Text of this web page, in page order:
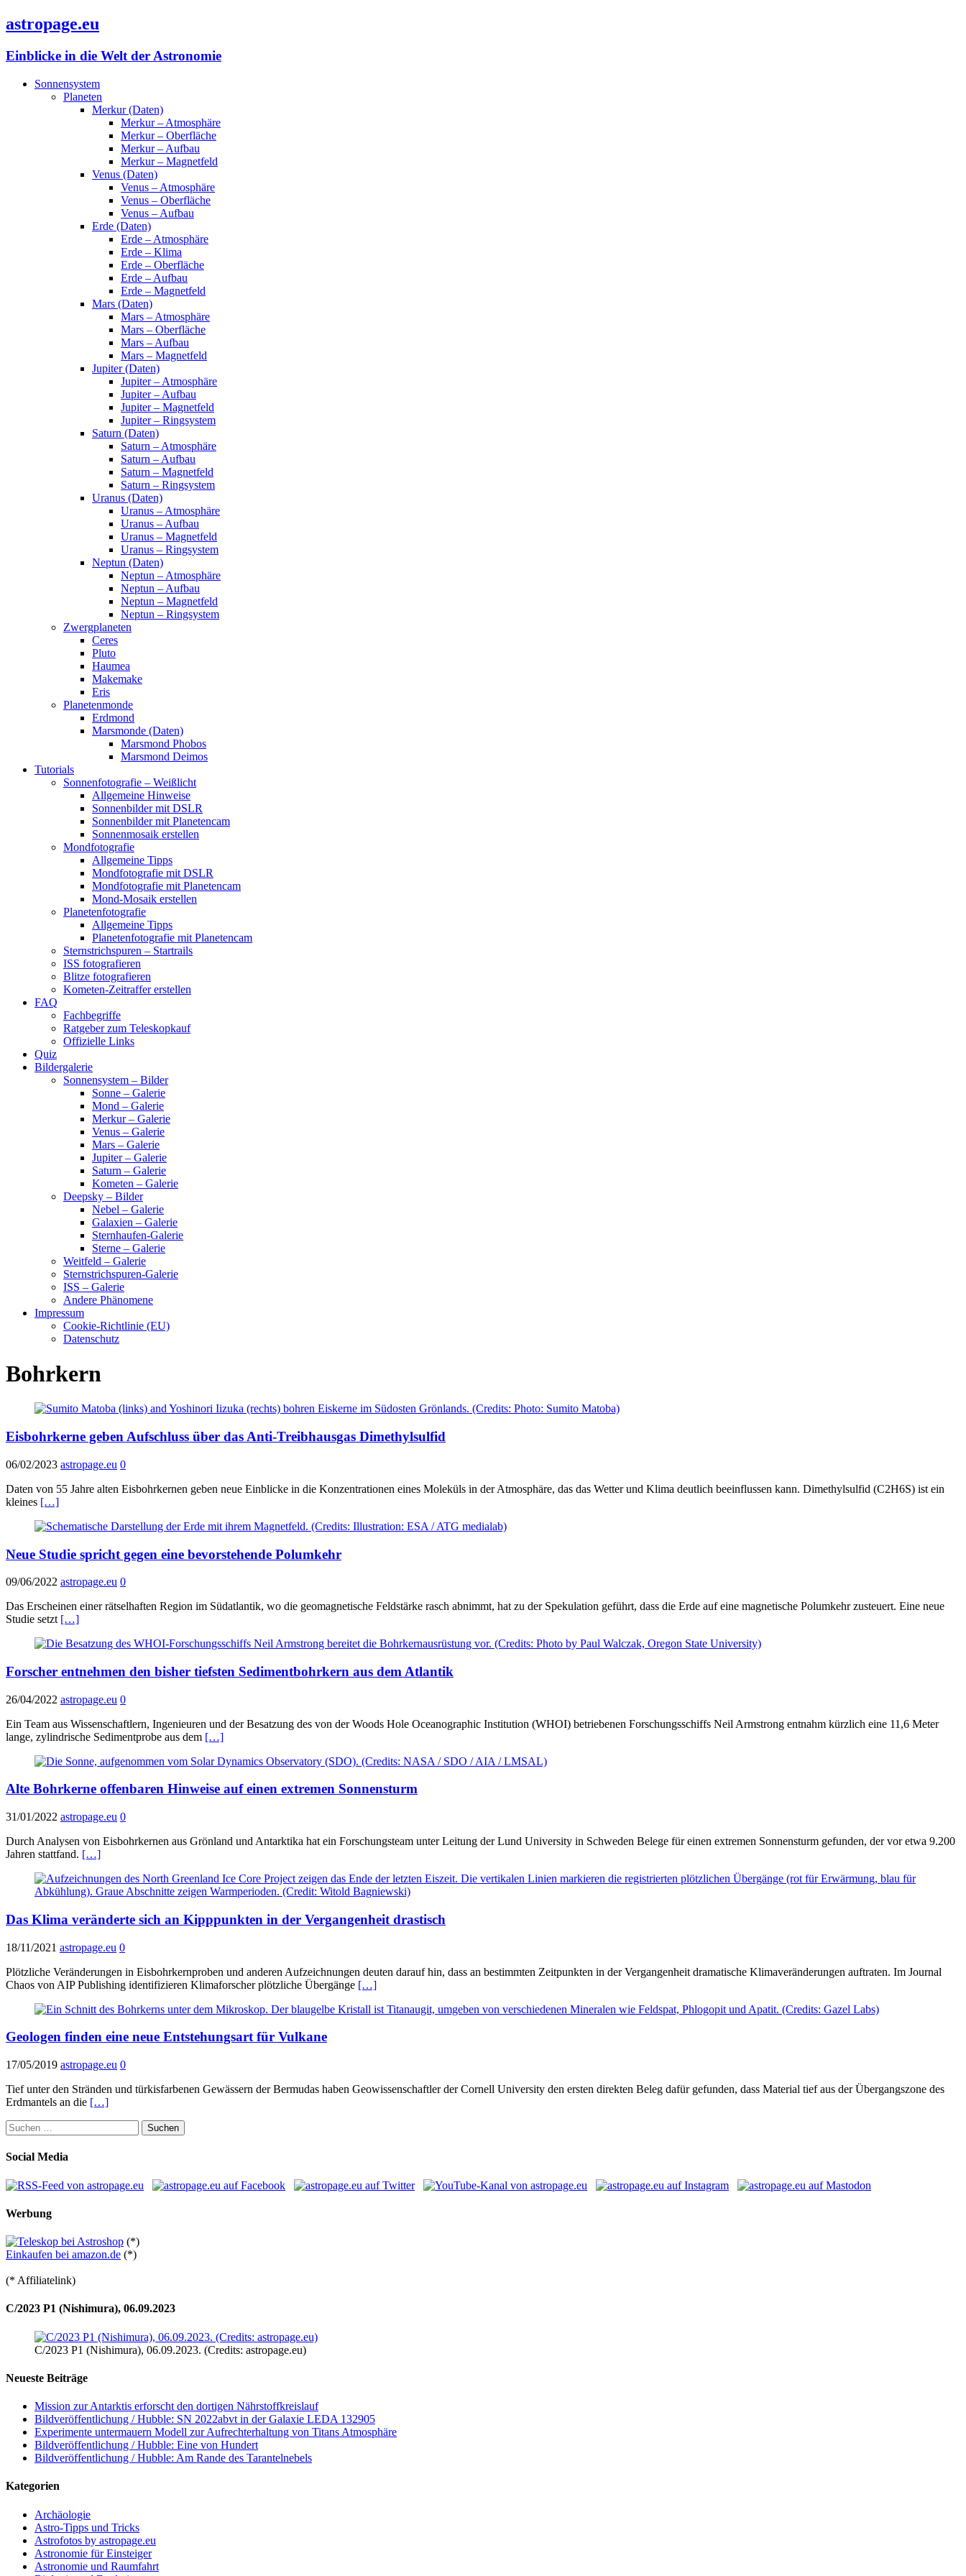
astropage.eu
Einblicke in die Welt der Astronomie
Sonnensystem
Planeten
Merkur (Daten)
Merkur – Atmosphäre
Merkur – Oberfläche
Merkur – Aufbau
Merkur – Magnetfeld
Venus (Daten)
Venus – Atmosphäre
Venus – Oberfläche
Venus – Aufbau
Erde (Daten)
Erde – Atmosphäre
Erde – Klima
Erde – Oberfläche
Erde – Aufbau
Erde – Magnetfeld
Mars (Daten)
Mars – Atmosphäre
Mars – Oberfläche
Mars – Aufbau
Mars – Magnetfeld
Jupiter (Daten)
Jupiter – Atmosphäre
Jupiter – Aufbau
Jupiter – Magnetfeld
Jupiter – Ringsystem
Saturn (Daten)
Saturn – Atmosphäre
Saturn – Aufbau
Saturn – Magnetfeld
Saturn – Ringsystem
Uranus (Daten)
Uranus – Atmosphäre
Uranus – Aufbau
Uranus – Magnetfeld
Uranus – Ringsystem
Neptun (Daten)
Neptun – Atmosphäre
Neptun – Aufbau
Neptun – Magnetfeld
Neptun – Ringsystem
Zwergplaneten
Ceres
Pluto
Haumea
Makemake
Eris
Planetenmonde
Erdmond
Marsmonde (Daten)
Marsmond Phobos
Marsmond Deimos
Tutorials
Sonnenfotografie – Weißlicht
Allgemeine Hinweise
Sonnenbilder mit DSLR
Sonnenbilder mit Planetencam
Sonnenmosaik erstellen
Mondfotografie
Allgemeine Tipps
Mondfotografie mit DSLR
Mondfotografie mit Planetencam
Mond-Mosaik erstellen
Planetenfotografie
Allgemeine Tipps
Planetenfotografie mit Planetencam
Sternstrichspuren – Startrails
ISS fotografieren
Blitze fotografieren
Kometen-Zeitraffer erstellen
FAQ
Fachbegriffe
Ratgeber zum Teleskopkauf
Offizielle Links
Quiz
Bildergalerie
Sonnensystem – Bilder
Sonne – Galerie
Mond – Galerie
Merkur – Galerie
Venus – Galerie
Mars – Galerie
Jupiter – Galerie
Saturn – Galerie
Kometen – Galerie
Deepsky – Bilder
Nebel – Galerie
Galaxien – Galerie
Sternhaufen-Galerie
Sterne – Galerie
Weitfeld – Galerie
Sternstrichspuren-Galerie
ISS – Galerie
Andere Phänomene
Impressum
Cookie-Richtlinie (EU)
Datenschutz
Bohrkern
Eisbohrkerne geben Aufschluss über das Anti-Treibhausgas Dimethylsulfid
06/02/2023 astropage.eu 0
Daten von 55 Jahre alten Eisbohrkernen geben neue Einblicke in die Konzentrationen eines Moleküls in der Atmosphäre, das das Wetter und Klima deutlich beeinflussen kann. Dimethylsulfid (C2H6S) ist ein
kleines […]
Neue Studie spricht gegen eine bevorstehende Polumkehr
09/06/2022 astropage.eu 0
Das Erscheinen einer rätselhaften Region im Südatlantik, wo die geomagnetische Feldstärke rasch abnimmt, hat zu der Spekulation geführt, dass die Erde auf eine magnetische Polumkehr zusteuert. Eine neue
Studie setzt […]
Forscher entnehmen den bisher tiefsten Sedimentbohrkern aus dem Atlantik
26/04/2022 astropage.eu 0
Ein Team aus Wissenschaftlern, Ingenieuren und der Besatzung des von der Woods Hole Oceanographic Institution (WHOI) betriebenen Forschungsschiffs Neil Armstrong entnahm kürzlich eine 11,6 Meter
lange, zylindrische Sedimentprobe aus dem […]
Alte Bohrkerne offenbaren Hinweise auf einen extremen Sonnensturm
31/01/2022 astropage.eu 0
Durch Analysen von Eisbohrkernen aus Grönland und Antarktika hat ein Forschungsteam unter Leitung der Lund University in Schweden Belege für einen extremen Sonnensturm gefunden, der vor etwa 9.200
Jahren stattfand. […]
Das Klima veränderte sich an Kipppunkten in der Vergangenheit drastisch
18/11/2021 astropage.eu 0
Plötzliche Veränderungen in Eisbohrkernproben und anderen Aufzeichnungen deuten darauf hin, dass an bestimmten Zeitpunkten in der Vergangenheit dramatische Klimaveränderungen auftraten. Im Journal
Chaos von AIP Publishing identifizieren Klimaforscher plötzliche Übergänge […]
Geologen finden eine neue Entstehungsart für Vulkane
17/05/2019 astropage.eu 0
Tief unter den Stränden und türkisfarbenen Gewässern der Bermudas haben Geowissenschaftler der Cornell University den ersten direkten Beleg dafür gefunden, dass Material tief aus der Übergangszone des
Erdmantels an die […]
Suchen
nach:
Social Media
Werbung
(*)
Einkaufen bei amazon.de (*)
(* Affiliatelink)
C/2023 P1 (Nishimura), 06.09.2023
C/2023 P1 (Nishimura), 06.09.2023. (Credits: astropage.eu)
Neueste Beiträge
Mission zur Antarktis erforscht den dortigen Nährstoffkreislauf
Bildveröffentlichung / Hubble: SN 2022abvt in der Galaxie LEDA 132905
Experimente untermauern Modell zur Aufrechterhaltung von Titans Atmosphäre
Bildveröffentlichung / Hubble: Eine von Hundert
Bildveröffentlichung / Hubble: Am Rande des Tarantelnebels
Kategorien
Archäologie
Astro-Tipps und Tricks
Astrofotos by astropage.eu
Astronomie für Einsteiger
Astronomie und Raumfahrt